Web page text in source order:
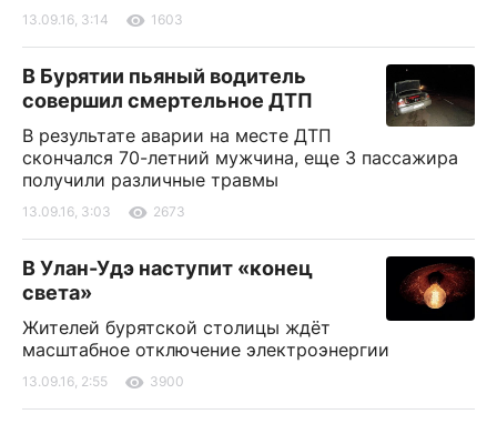
13.09.16, 3:14 1603
В Бурятии пьяный водитель
совершил смертельное ДТП
В результате аварии на месте ДТП
скончался 70-летний мужчина, еще 3 пассажира
получили различные травмы
13.09.16, 3:03 2673
В Улан-Удэ наступит «конец
света»
Жителей бурятской столицы ждёт
масштабное отключение электроэнергии
13.09.16, 2:55 3900